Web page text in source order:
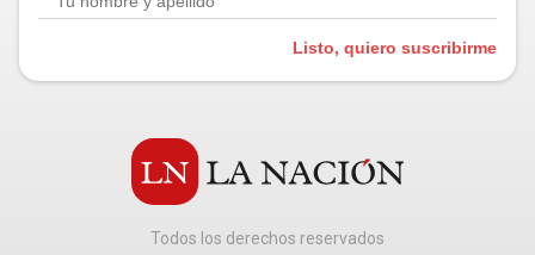
Listo, quiero suscribirme
Todos los derechos reservados